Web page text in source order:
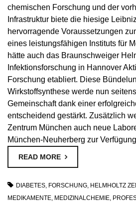
chemischen Forschung und der
Infrastruktur biete die hiesige
hervorragende Voraussetzungen
eines leistungsfähigen Instituts für
hätte auch das Braunschweiger
Infektionsforschung in Hannover
Forschung etabliert. Diese
Wirkstoffsynthese werde nun
Gemeinschaft dank einer
entscheidend gestärkt. Zusätzlich
Zentrum München auch neue
München-Neuherberg zur
READ MORE
DIABETES, FORSCHUNG, HELMHOLTZ
MEDIKAMENTE, MEDIZINALCHEMIE,